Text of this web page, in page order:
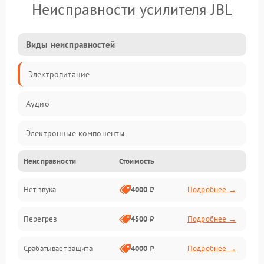
Неисправности усилителя JBL
Виды неисправностей
Электропитание
Аудио
Электронные компоненты
Управление
Корпус/Герметичность
Неисправности Стоимость
Нет звука 4000 ₽ Подробнее →
Перегрев 4500 ₽ Подробнее →
Срабатывает защита 4000 ₽ Подробнее →